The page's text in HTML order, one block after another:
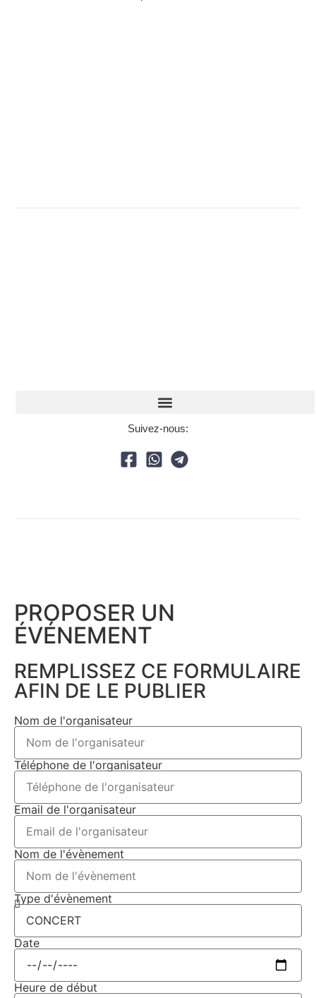
Suivez-nous:
PROPOSER UN
ÉVÉNEMENT​
REMPLISSEZ CE FORMULAIRE
AFIN DE LE PUBLIER
Nom de l'organisateur
Téléphone de l'organisateur
Email de l'organisateur
Nom de l'évènement
Type d'évènement
Date
Heure de début